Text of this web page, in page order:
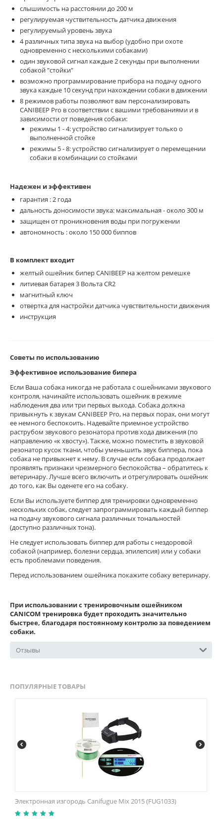
слышимость на расстоянии до 200 м
регулируемая чуствительность датчика движения
регулируемый уровень звука
4 различных типа звука на выбор (удобно при охоте
одновременно с несколькими собаками)
один звуковой сигнал каждые 2 секунды при выполнении
собакой "стойки"
возможно программирование прибора на подачу одного
звука каждые 10 секунд при нахождении собаки в движении
8 режимов работы позволяют вам персонализировать
CANIBEEP Pro в соответствии с вашими требованиями и в
зависимости от поведения собаки:
режимы 1 - 4: устройство сигнализирует только о
выполненной стойке
режимы 5 - 8: устройство сигнализирует о перемещении
собаки в комбинации со стойками
Надежен и эффективен
гарантия : 2 года
дальность доносимости звука: максимальная - около 300 м
защищен от проникновения воды при погружении
автономность : около 150 000 биппов
В комплект входит
желтый ошейник бипер CANIBEEP на желтом ремешке
литиевая батарея 3 Вольта CR2
магнитный ключ
отвертка для настройки датчика чувствительности движения
инструкция
Советы по использованию
Эффективное использование бипера
Если Ваша собака никогда не работала с ошейниками звукового
контроля, начинайте использовать ошейник в режиме
наблюдения два или три первых выхода. Собака должна
привыкнуть к звукам CANIBEEP Pro, на первых порах, они могут
ее немного беспокоить. Надевайте приемное устройство
раструбом звукового резонатора против хода движения (по
направлению «к хвосту»). Также, можно поместить в звуковой
резонатор кусок ткани, чтобы уменьшить звук биппера, пока
собака не привыкнет к нему. В случае если собака продолжает
проявлять признаки чрезмерного беспокойства – обратитесь к
ветеринару. Лучше всего включить и отрегулировать ошейник
до того, как Вы оденете его на собаку.
Если Вы используете биппер для тренировки одновременно
нескольких собак, следует запрограммировать каждый биппер
на подачу звукового сигнала различных тональностей
(доступно различных тона).
Не следует использовать биппер для работы с нездоровой
собакой (например, болезни сердца, эпилепсия) или у собаки
есть проблемами поведения.
Перед использованием ошейника покажите собаку ветеринару.
При использовании с тренировочным ошейником
CANICOM тренировка будет проходить значительно
быстрее, благодаря постоянному контролю за поведением
собаки.
Отзывы
ПОПУЛЯРНЫЕ ТОВАРЫ
Электронная изгородь Canifugue Mix 2015 (FUG1033)